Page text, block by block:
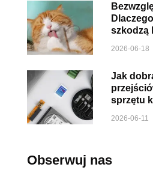
szkodzą
2026-06-18
Jak
sprzętu
2026-06-11
Obserwuj nas